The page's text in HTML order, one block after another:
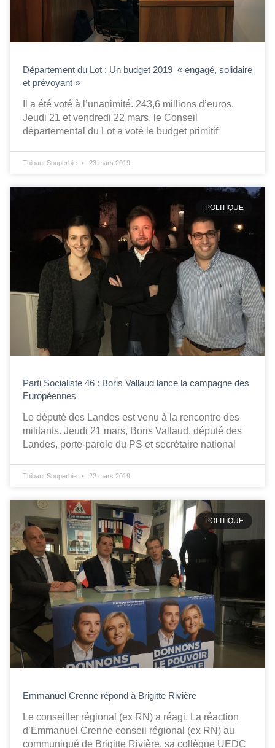
Département du Lot : Un budget 2019 « engagé, solidaire
et prévoyant »
Il a été voté à l’unanimité. 243,6 millions d’euros.
Jeudi 21 et vendredi 22 mars, le Conseil
départemental du Lot a voté le budget primitif
Thibaut Souperbie 23 mars 2019
POLITIQUE
Parti Socialiste 46 : Boris Vallaud lance la campagne des
Européennes
Le député des Landes est venu à la rencontre des
militants. Jeudi 21 mars, Boris Vallaud, député des
Landes, porte-parole du PS et secrétaire national
Thibaut Souperbie 22 mars 2019
POLITIQUE
Emmanuel Crenne répond à Brigitte Rivière
Le conseiller régional (ex RN) a réagi. La réaction
d’Emmanuel Crenne conseil régional (ex RN) au
communiqué de Brigitte Rivière, sa collègue UEDC